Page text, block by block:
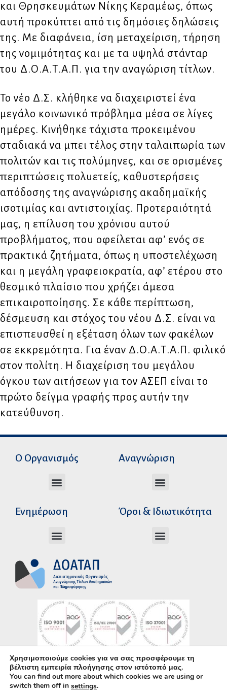
και Θρησκευμάτων Νίκης Κεραμέως, όπως
αυτή προκύπτει από τις δημόσιες δηλώσεις
της. Με διαφάνεια, ίση μεταχείριση, τήρηση
της νομιμότητας και με τα υψηλά στάνταρ
του Δ.Ο.Α.Τ.Α.Π. για την αναγώριση τίτλων.
Το νέο Δ.Σ. κλήθηκε να διαχειριστεί ένα
μεγάλο κοινωνικό πρόβλημα μέσα σε λίγες
ημέρες. Κινήθηκε τάχιστα προκειμένου
σταδιακά να μπει τέλος στην ταλαιπωρία των
πολιτών και τις πολύμηνες, και σε ορισμένες
περιπτώσεις πολυετείς, καθυστερήσεις
απόδοσης της αναγνώρισης ακαδημαϊκής
ισοτιμίας και αντιστοιχίας. Προτεραιότητά
μας, η επίλυση του χρόνιου αυτού
προβλήματος, που οφείλεται αφʼ ενός σε
πρακτικά ζητήματα, όπως η υποστελέχωση
και η μεγάλη γραφειοκρατία, αφʼ ετέρου στο
θεσμικό πλαίσιο που χρήζει άμεσα
επικαιροποίησης. Σε κάθε περίπτωση,
δέσμευση και στόχος του νέου Δ.Σ. είναι να
επισπευσθεί η εξέταση όλων των φακέλων
σε εκκρεμότητα. Για έναν Δ.Ο.Α.Τ.Α.Π. φιλικό
στον πολίτη. Η διαχείριση του μεγάλου
όγκου των αιτήσεων για τον ΑΣΕΠ είναι το
πρώτο δείγμα γραφής προς αυτήν την
κατεύθυνση.
Ο Οργανισμός Αναγνώριση
Ενημέρωση Όροι & Ιδιωτικότητα
Υλοποίηση με χρήση τουΑνοικτού Λογισμικού
WordPress• Άδεια χρήσης περιεχομένου:CC–
BY–SA
Χρησιμοποιούμε cookies για να σας προσφέρουμε τη
βέλτιστη εμπειρία πλοήγησης στον ιστότοπό μας.
You can find out more about which cookies we are using or
switch them off in settings.